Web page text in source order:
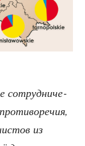
сотруд­ни­че­
из